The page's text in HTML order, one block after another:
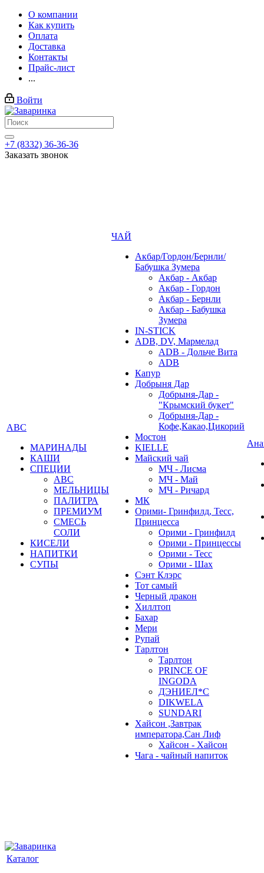
О компании
Как купить
Оплата
Доставка
Контакты
Прайс-лист
...
Войти
+7 (8332) 36-36-36
Заказать звонок
АВС
МАРИНАДЫ
КАШИ
СПЕЦИИ
АВС
МЕЛЬНИЦЫ
ПАЛИТРА
ПРЕМИУМ
СМЕСЬ
СОЛИ
КИСЕЛИ
НАПИТКИ
СУПЫ
ЧАЙ
Акбар/Гордон/Бернли/
Бабушка Зумера
Акбар - Акбар
Акбар - Гордон
Акбар - Бернли
Акбар - Бабушка
Зумера
IN-STICK
ADB, DV, Мармелад
ADB - Дольче Вита
ADB
Капур
Добрыня Дар
Добрыня-Дар -
"Крымский букет"
Добрыня-Дар -
Кофе,Какао,Цикорий
Мостон
KIELLE
Майский чай
МЧ - Лисма
МЧ - Май
МЧ - Ричард
МК
Орими- Гринфилд, Тесс,
Принцесса
Орими - Гринфилд
Орими - Принцессы
Орими - Тесс
Орими - Шах
Сэнт Клэрс
Тот самый
Черный дракон
Хиллтоп
Бахар
Мери
Рупай
Тарлтон
Тарлтон
PRINCE OF
INGODA
ДЭНИЕЛ*С
DIKWELA
SUNDARI
Хайсон ,Завтрак
императора,Сан Лиф
Хайсон - Хайсон
Чага - чайный напиток
Каталог